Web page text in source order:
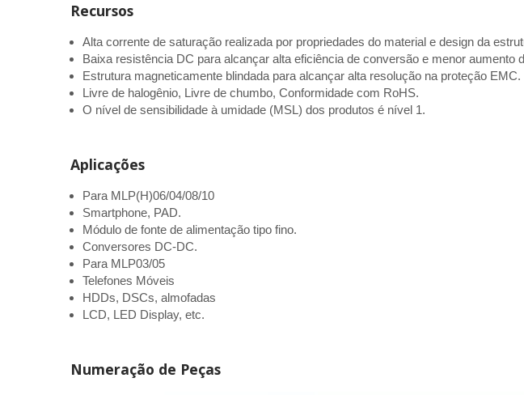
Recursos
Alta corrente de saturação realizada por propriedades do material e design da
Baixa resistência DC para alcançar alta eficiência de conversão e menor aumento
Estrutura magneticamente blindada para alcançar alta resolução na proteção EMC.
Livre de halogênio, Livre de chumbo, Conformidade com RoHS.
O nível de sensibilidade à umidade (MSL) dos produtos é nível 1.
Aplicações
Para MLP(H)06/04/08/10
Smartphone, PAD.
Módulo de fonte de alimentação tipo fino.
Conversores DC-DC.
Para MLP03/05
Telefones Móveis
HDDs, DSCs, almofadas
LCD, LED Display, etc.
Numeração de Peças